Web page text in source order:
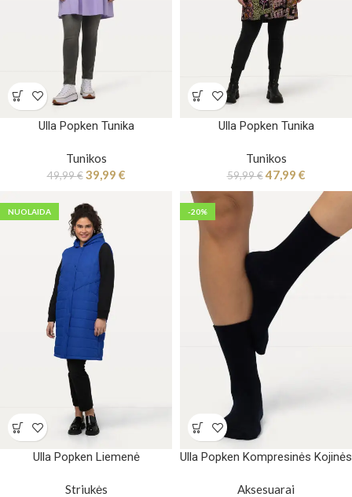
Ulla Popken Tunika
Tunikos
49,99€ 39,99 €
Ulla Popken Tunika
Tunikos
59,99€47,99 €
NUOLAIDA
Ulla Popken Liemenė
Striukės
-20%
Ulla Popken Kompresinės Kojinės
Aksesuarai